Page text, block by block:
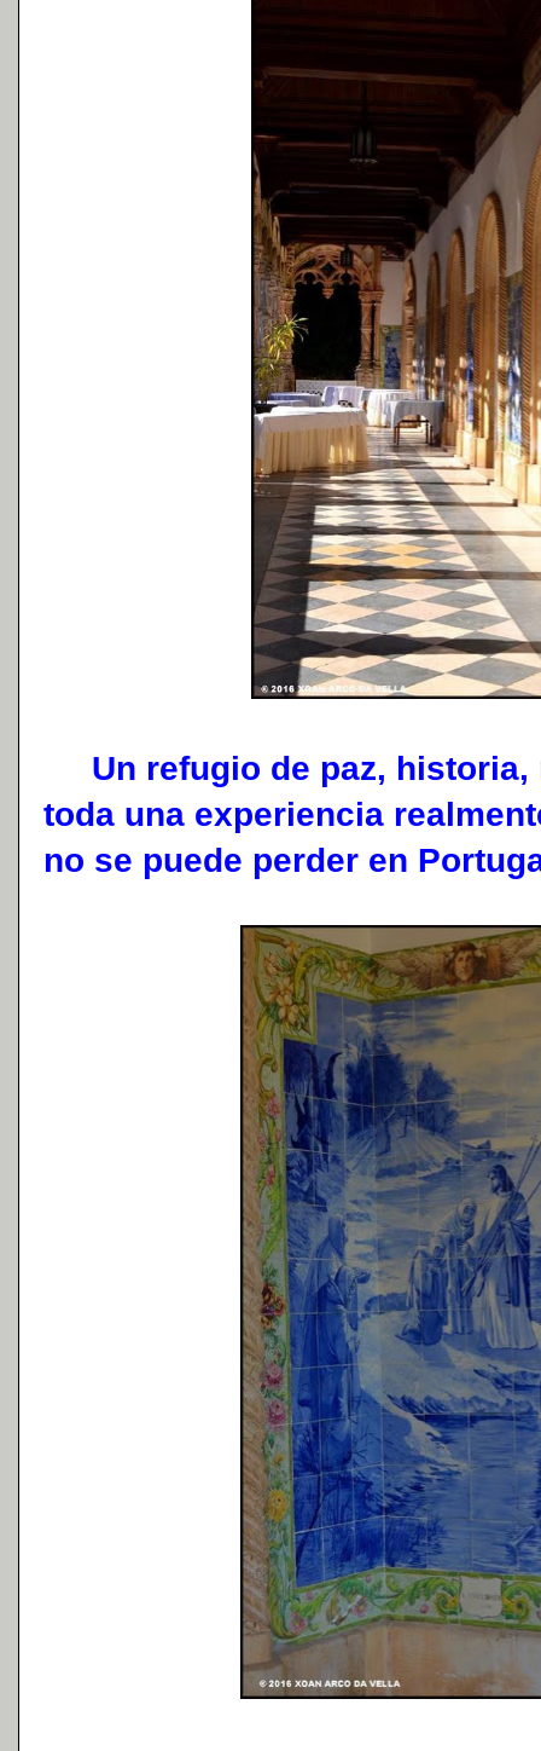
Un refugio de paz, historia,
toda una experiencia
no se puede perder en